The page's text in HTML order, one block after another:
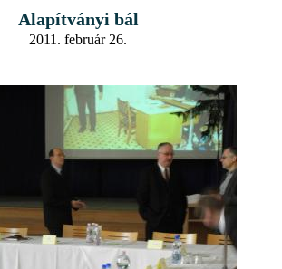
Alapítványi bál
2011. február 26.